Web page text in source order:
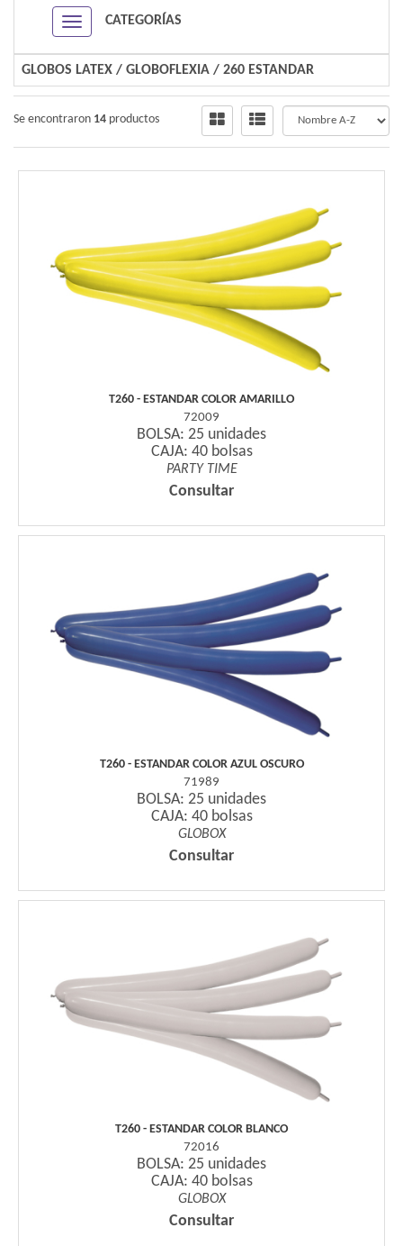
Navigation ein-/ausblenden
CATEGORÍAS
GLOBOS LATEX /GLOBOFLEXIA /260 ESTANDAR
Se encontraron 14 productos
T260 - ESTANDAR COLOR AMARILLO
72009
BOLSA: 25 unidades
CAJA: 40 bolsas
PARTY TIME
Consultar
T260 - ESTANDAR COLOR AZUL OSCURO
71989
BOLSA: 25 unidades
CAJA: 40 bolsas
GLOBOX
Consultar
T260 - ESTANDAR COLOR BLANCO
72016
BOLSA: 25 unidades
CAJA: 40 bolsas
GLOBOX
Consultar